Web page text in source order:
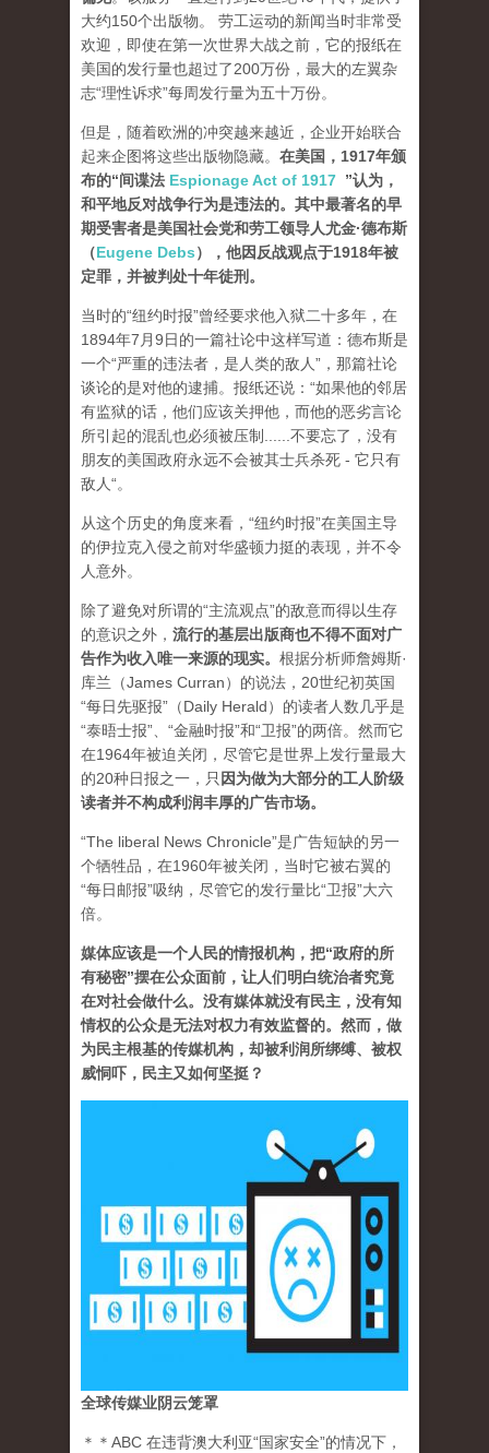
大约150个出版物。 劳工运动的新闻当时非常受
欢迎，即使在第一次世界大战之前，它的报纸在
美国的发行量也超过了200万份，最大的左翼杂
志“理性诉求”每周发行量为五十万份。
但是，随着欧洲的冲突越来越近，企业开始联合
起来企图将这些出版物隐藏。 在美国，1917年颁
布的“间谍法 Espionage Act of 1917 ”认为，
和平地反对战争行为是违法的。其中最著名的早
期受害者是美国社会党和劳工领导人尤金·德布斯
（Eugene Debs），他因反战观点于1918年被
定罪，并被判处十年徒刑。
当时的“纽约时报”曾经要求他入狱二十多年，在
1894年7月9日的一篇社论中这样写道：德布斯是
一个“严重的违法者，是人类的敌人”，那篇社论
谈论的是对他的逮捕。报纸还说：“如果他的邻居
有监狱的话，他们应该关押他，而他的恶劣言论
所引起的混乱也必须被压制......不要忘了，没有
朋友的美国政府永远不会被其士兵杀死 - 它只有
敌人“。
从这个历史的角度来看，“纽约时报”在美国主导
的伊拉克入侵之前对华盛顿力挺的表现，并不令
人意外。
除了避免对所谓的“主流观点”的敌意而得以生存
的意识之外， 流行的基层出版商也不得不面对广
告作为收入唯一来源的现实。 根据分析师詹姆斯·
库兰（James Curran）的说法，20世纪初英国
“每日先驱报”（Daily Herald）的读者人数几乎是
“泰晤士报”、“金融时报”和“卫报”的两倍。然而它
在1964年被迫关闭，尽管它是世界上发行量最大
的20种日报之一， 只 因为做为大部分的工人阶级
读者并不构成利润丰厚的广告市场。
“The liberal News Chronicle”是广告短缺的另一
个牺牲品，在1960年被关闭，当时它被右翼的
“每日邮报”吸纳，尽管它的发行量比“卫报”大六
倍。
媒体应该是一个人民的情报机构，把“政府的所
有秘密”摆在公众面前，让人们明白统治者究竟
在对社会做什么。没有媒体就没有民主，没有知
情权的公众是无法对权力有效监督的。然而，做
为民主根基的传媒机构，却被利润所绑缚、被权
威恫吓，民主又如何坚挺？
全球传媒业阴云笼罩
＊＊ABC 在违背澳大利亚“国家安全”的情况下，